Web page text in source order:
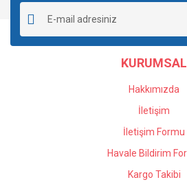
Ürün resmi kalitesiz, bozuk veya
Ürün açıklamasında eksik bilgiler
Ürün bilgilerinde hatalar bulunuyor.
Ürün fiyatı diğer sitelerden daha
Gönder
KURUMSAL
Hakkımızda
İletişim
İletişim Formu
Havale Bildirim
Kargo Takibi